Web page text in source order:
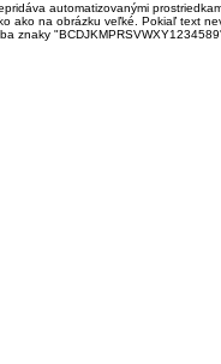
automatizovanými
ako na obrázku veľké. Pokiaľ text
znaky